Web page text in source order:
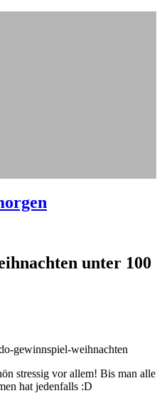
unter 100
stressig vor allem! Bis man alle
hat jedenfalls :D